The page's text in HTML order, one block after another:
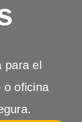
para el
o oficina